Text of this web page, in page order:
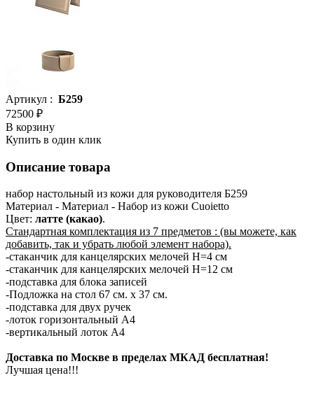
Артикул : Б259
72500 ₽
В корзину
Купить в один клик
Описание товара
набор настольный из кожи для руководителя Б259
Материал - Материал - Набор из кожи Сuoietto
Цвет: латте (какао).
Стандартная комплектация из 7 предметов : (вы можете, как
добавить, так и убрать любой элемент набора).
-стаканчик для канцелярских мелочей H=4 см
-стаканчик для канцелярских мелочей H=12 см
-подставка для блока записей
-Подложка на стол 67 см. х 37 см.
-подставка для двух ручек
-лоток горизонтальный А4
-вертикальный лоток А4
Доставка по Москве в пределах МКАД бесплатная!
Лучшая цена!!!